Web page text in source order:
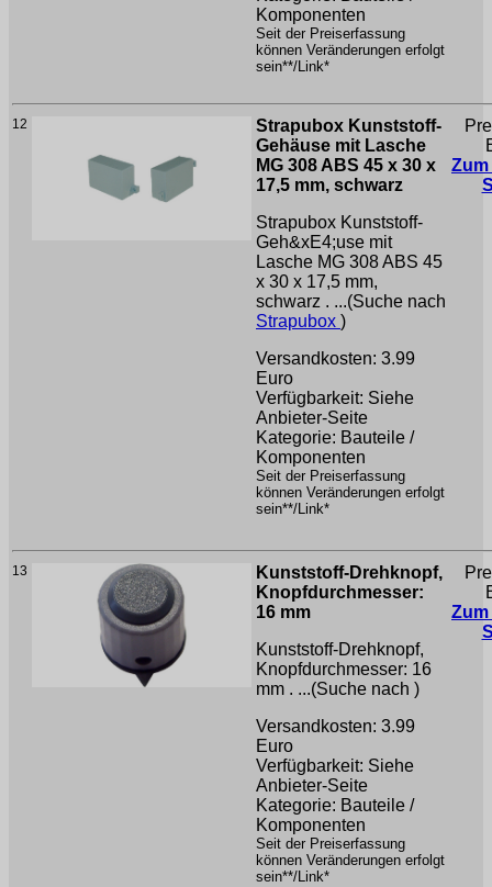
Komponenten
Seit der Preiserfassung
können Veränderungen erfolgt
sein**/Link*
12
Strapubox Kunststoff-
Gehäuse mit Lasche
MG 308 ABS 45 x 30 x
17,5 mm, schwarz
Strapubox Kunststoff-
Geh&xE4;use mit
Lasche MG 308 ABS 45
x 30 x 17,5 mm,
schwarz . ...(Suche nach
Strapubox )
Versandkosten: 3.99
Euro
Verfügbarkeit: Siehe
Anbieter-Seite
Kategorie: Bauteile /
Komponenten
Seit der Preiserfassung
können Veränderungen erfolgt
sein**/Link*
Zum
13
Kunststoff-Drehknopf,
Knopfdurchmesser:
16 mm
Kunststoff-Drehknopf,
Knopfdurchmesser: 16
mm . ...(Suche nach )
Versandkosten: 3.99
Euro
Verfügbarkeit: Siehe
Anbieter-Seite
Kategorie: Bauteile /
Komponenten
Seit der Preiserfassung
können Veränderungen erfolgt
sein**/Link*
Zum